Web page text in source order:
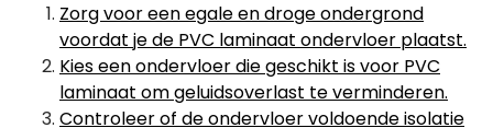
Zorg voor een egale en droge ondergrond
voordat je de PVC laminaat ondervloer plaatst.
Kies een ondervloer die geschikt is voor PVC
laminaat om geluidsoverlast te verminderen.
Controleer of de ondervloer voldoende isolatie